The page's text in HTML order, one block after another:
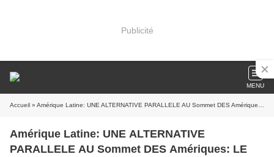
Publicité
MENU
Accueil » Amérique Latine: UNE ALTERNATIVE PARALLELE AU Sommet DES Amériques: LE SOMMET DES Peuples
Amérique Latine: UNE ALTERNATIVE
PARALLELE AU Sommet DES Amériques: LE